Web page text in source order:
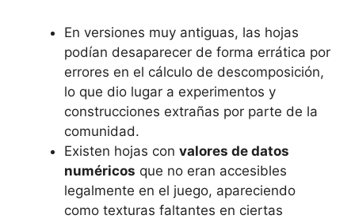
En versiones muy antiguas, las hojas
podían desaparecer de forma errática por
errores en el cálculo de descomposición,
lo que dio lugar a experimentos y
construcciones extrañas por parte de la
comunidad.
Existen hojas con valores de datos
numéricos que no eran accesibles
legalmente en el juego, apareciendo
como texturas faltantes en ciertas